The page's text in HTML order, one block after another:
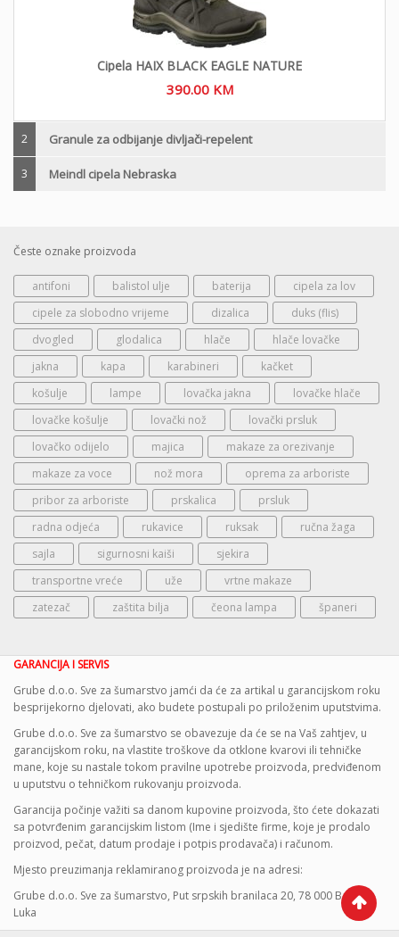
Cipela HAIX BLACK EAGLE NATURE
390.00 KM
2 Granule za odbijanje divljači-repelent
3 Meindl cipela Nebraska
Česte oznake proizvoda
antifoni balistol ulje baterija
cipela za lov
cipele za slobodno vrijeme
dizalica
duks (flis)
dvogled
glodalica hlače
hlače lovačke
jakna
kapa karabineri
kačket
košulje
lampe lovačka jakna
lovačke hlače
lovačke košulje
lovački nož
lovački prsluk
lovačko odijelo
majica
makaze za orezivanje
makaze za voce
nož mora
oprema za arboriste
pribor za arboriste
prskalica
prsluk
radna odjeća
rukavice ruksak
ručna žaga
sajla
sigurnosni kaiši
sjekira
transportne vreće
uže
vrtne makaze
zatezač
zaštita bilja čeona lampa španeri
GARANCIJA I SERVIS
Grube d.o.o. Sve za šumarstvo jamći da će za artikal u garancijskom roku
besprijekorno djelovati, ako budete postupali po priloženim uputstvima.
Grube d.o.o. Sve za šumarstvo se obavezuje da će se na Vaš zahtjev, u
garancijskom roku, na vlastite troškove da otklone kvarovi ili tehničke
mane, koje su nastale tokom pravilne upotrebe proizvoda, predviđenom
u uputstvu o tehničkom rukovanju proizvoda.
Garancija počinje važiti sa danom kupovine proizvoda, što ćete dokazati
sa potvrđenim garancijskim listom (Ime i sjedište firme, koje je prodalo
proizvod, pečat, datum prodaje i potpis prodavača) i računom.
Mjesto preuzimanja reklamiranog proizvoda je na adresi:
Grube d.o.o. Sve za šumarstvo, Put srpskih branilaca 20, 78 000 Banja
Luka